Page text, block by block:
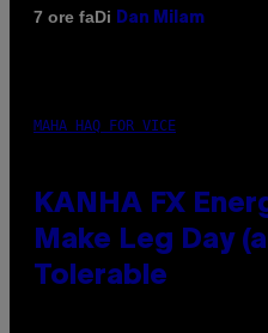
7 ore faDi Dan Milam
MAHA HAQ FOR VICE
KANHA FX
Make Leg Day
Tolerable